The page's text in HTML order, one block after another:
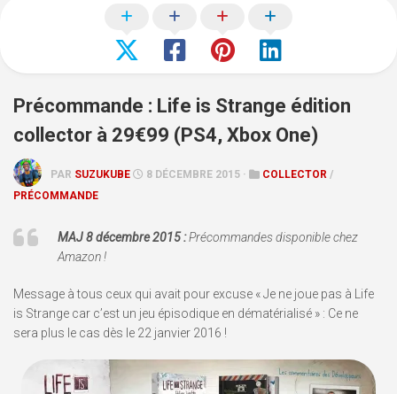
Précommande : Life is Strange édition
collector à 29€99 (PS4, Xbox One)
PAR SUZUKUBE 8 DÉCEMBRE 2015 · COLLECTOR /
PRÉCOMMANDE
MAJ 8 décembre 2015 :Précommandes disponible chez
Amazon !
Message à tous ceux qui avait pour excuse « Je ne joue pas à Life
is Strange car c’est un jeu épisodique en dématérialisé » : Ce ne
sera plus le cas dès le 22 janvier 2016 !